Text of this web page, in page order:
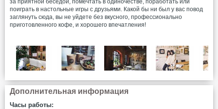
за приятной беседой, помечтать в одиночестве, поработать или
поиграть в настольные игры с друзьями. Какой бы ни был у вас повод
заглянуть сюда, вы не уйдете без вкусного, профессионально
приготовленного кофе, и хорошего впечатления!
Дополнительная информация
Часы работы: